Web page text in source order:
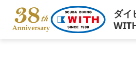
ダイ